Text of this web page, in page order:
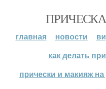
главная новости
как делать
прически и макияж